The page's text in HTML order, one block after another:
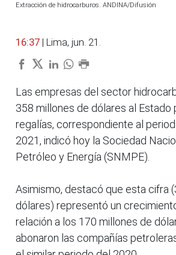
Extracción de hidrocarburos. ANDINA/Difusión
16:37 | Lima, jun. 21.
Las empresas del sector
358 millones de dólares al
regalías, correspondiente al
2021, indicó hoy la Sociedad
Petróleo y Energía (SNMPE).
Asimismo, destacó que esta cifra
dólares) representó un
relación a los 170 millones de
abonaron las compañías